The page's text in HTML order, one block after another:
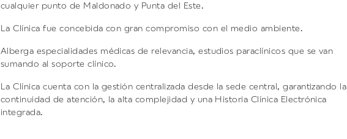
cualquier punto de Maldonado y Punta del Este.
La Clínica fue concebida con gran compromiso con el medio ambiente.
Alberga especialidades médicas de relevancia, estudios paraclínicos que se van
sumando al soporte clínico.
La Clínica cuenta con la gestión centralizada desde la sede central, garantizando la
continuidad de atención, la alta complejidad y una Historia Clínica Electrónica
integrada.